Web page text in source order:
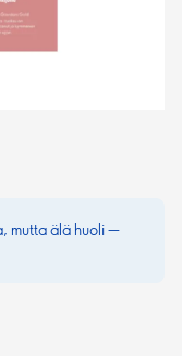
mutta älä huoli —